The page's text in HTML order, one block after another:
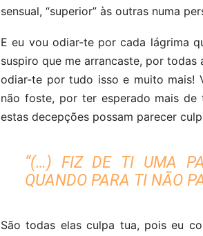
sensual, “superior” às outras numa
E eu vou odiar-te por cada lágrima
suspiro que me arrancaste, por
odiar-te por tudo isso e muito mais!
não foste, por ter esperado mais
estas decepções possam parecer
“(…) FIZ DE TI UMA
QUANDO PARA TI NÃO
São todas elas culpa tua, pois eu